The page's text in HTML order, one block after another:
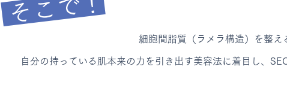
細胞間脂質（ラメラ構造）を整え
自分の持っている肌本来の力を引き出す美容法に着目し、
そこで！